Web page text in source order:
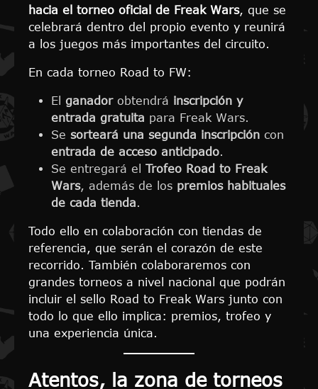
hacia el torneo oficial de Freak Wars, que se
celebrará dentro del propio evento y reunirá
a los juegos más importantes del circuito.
En cada torneo Road to FW:
El ganadorobtendrá inscripción y
entrada gratuita para Freak Wars.
Se sorteará una segunda inscripción con
entrada de acceso anticipado.
Se entregará el Trofeo Road to Freak
Wars, además de los premios habituales
de cada tienda.
Todo ello en colaboración con tiendas de
referencia, que serán el corazón de este
recorrido. También colaboraremos con
grandes torneos a nivel nacional que podrán
incluir el sello Road to Freak Wars junto con
todo lo que ello implica: premios, trofeo y
una experiencia única.
Atentos, la zona de torneos